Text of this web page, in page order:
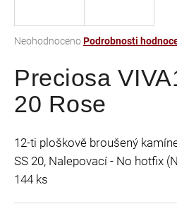
Průměrné
produktu
je
0,0
hvězdiček.
NeohodnocenoPodrobnosti
Preciosa
20 Rose
12-ti ploškově broušený
SS 20, Nalepovací - No hotfix
144 ks
j
t
?
HLEDAT